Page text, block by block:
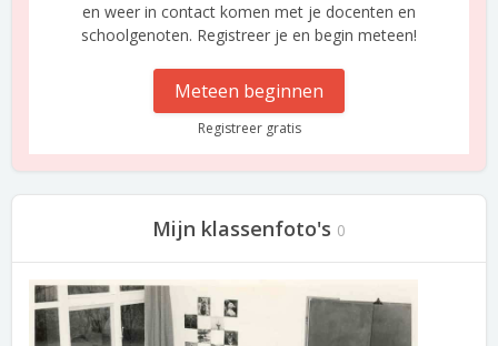
en weer in contact komen met je docenten en
schoolgenoten. Registreer je en begin meteen!
Meteen beginnen
Registreer gratis
Mijn klassenfoto's 0